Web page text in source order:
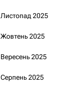
Листопад 2025
Жовтень 2025
Вересень 2025
Серпень 2025